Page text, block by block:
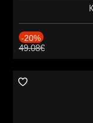
-20%
49.08€